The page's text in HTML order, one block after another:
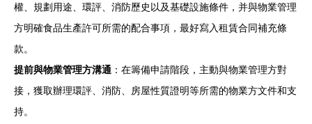
權、規劃用途、環評、消防歷史以及基礎設施條件，并與物業管理
方明確食品生產許可所需的配合事項，最好寫入租賃合同補充條
款。
提前與物業管理方溝通 ：在籌備申請階段，主動與物業管理方對
接，獲取辦理環評、消防、房屋性質證明等所需的物業方文件和支
持。